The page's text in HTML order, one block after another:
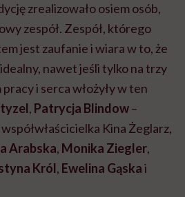
zrealizowało osiem osób,
zespół. Zespół, którego
jest zaufanie i wiara w to, że
nawet jeśli tylko na trzy
i serca włożyły w ten
, Patrycja Blindow–
Kina Żeglarz,
Arabska, Monika Ziegler,
Król, Ewelina Gąskai